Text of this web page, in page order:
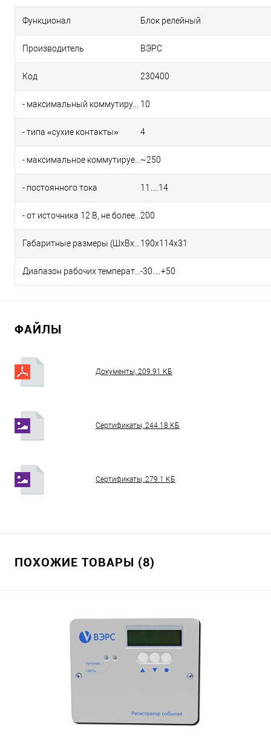
Функционал Блок релейный
Производитель ВЭРС
Код 230400
10
- типа «сухие контакты» 4
~250
- постоянного тока 11…14
200
190х114х31
-30…+50
ФАЙЛЫ
Документы, 209.91 КБ
Сертификаты, 244.18 КБ
Сертификаты, 279.1 КБ
ПОХОЖИЕ ТОВАРЫ (8)